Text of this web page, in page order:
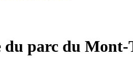
parc du Mont-